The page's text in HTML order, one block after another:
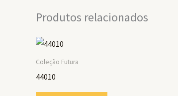
Produtos relacionados
Coleção Futura
44010